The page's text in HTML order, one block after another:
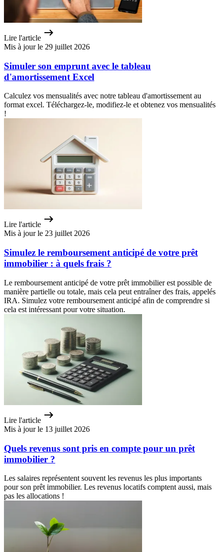
Lire l'article
Mis à jour le 29 juillet 2026
Simuler son emprunt avec le tableau
d'amortissement Excel
Calculez vos mensualités avec notre tableau d'amortissement au
format excel. Téléchargez-le, modifiez-le et obtenez vos mensualités
!
Lire l'article
Mis à jour le 23 juillet 2026
Simulez le remboursement anticipé de votre prêt
immobilier : à quels frais ?
Le remboursement anticipé de votre prêt immobilier est possible de
manière partielle ou totale, mais cela peut entraîner des frais, appelés
IRA. Simulez votre remboursement anticipé afin de comprendre si
cela est intéressant pour votre situation.
Lire l'article
Mis à jour le 13 juillet 2026
Quels revenus sont pris en compte pour un prêt
immobilier ?
Les salaires représentent souvent les revenus les plus importants
pour son prêt immobilier. Les revenus locatifs comptent aussi, mais
pas les allocations !